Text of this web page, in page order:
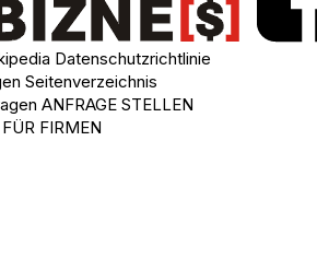
Datenschutzrichtlinie
Seitenverzeichnis
ANFRAGE STELLEN
FIRMEN